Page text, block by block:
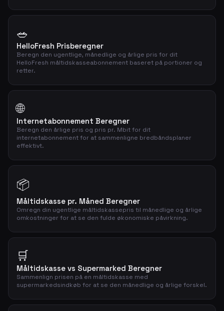
🥗
HelloFresh Prisberegner
Beregn den ugentlige, månedlige og årlige pris for dit
HelloFresh måltidskasseabonnement baseret på portioner og
retter.
🌐
Internetabonnement Beregner
Beregn den årlige pris og pris pr. Mbit for dit
internetabonnement for at sammenligne bredbåndsplaner
effektivt.
📦
Måltidskasse pr. Måned Beregner
Omregn din ugentlige måltidskassepris til månedlige og årlige
omkostninger for at se den fulde økonomiske påvirkning.
🛒
Måltidskasse vs Supermarked Beregner
Sammenlign prisen på en måltidskasse med
supermarkedsindkøb for at se den månedlige og årlige forskel.